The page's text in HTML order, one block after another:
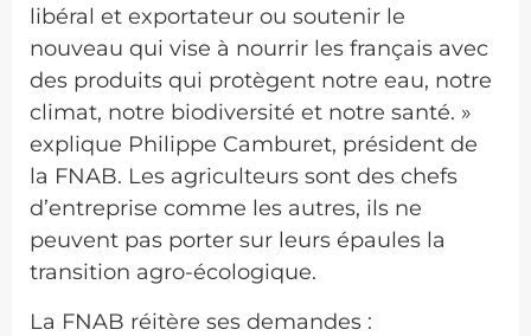
libéral et exportateur ou soutenir le
nouveau qui vise à nourrir les français avec
des produits qui protègent notre eau, notre
climat, notre biodiversité et notre santé. »
explique Philippe Camburet, président de
la FNAB. Les agriculteurs sont des chefs
d’entreprise comme les autres, ils ne
peuvent pas porter sur leurs épaules la
transition agro-écologique.
La FNAB réitère ses demandes :